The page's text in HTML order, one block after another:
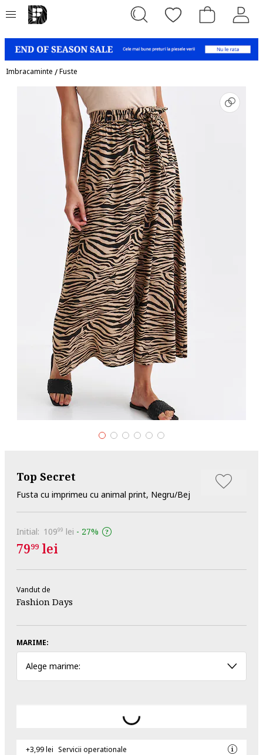
Imbracaminte /Fuste
Top Secret
Fusta cu imprimeu cu animal print, Negru/Bej
Initial: 10999 lei - 27%
7999 lei
Vandut de
Fashion Days
MARIME:
Alege marime:
+3,99 lei Servicii operationale